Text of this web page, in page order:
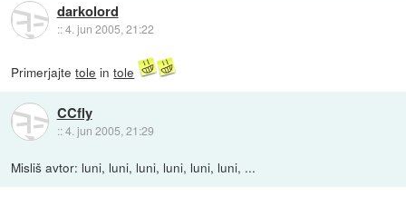
darkolord
::4. jun 2005, 21:22
Primerjajtetole intole
CCfly
::4. jun 2005, 21:29
Misliš avtor: luni, luni, luni, luni, luni, luni, ...